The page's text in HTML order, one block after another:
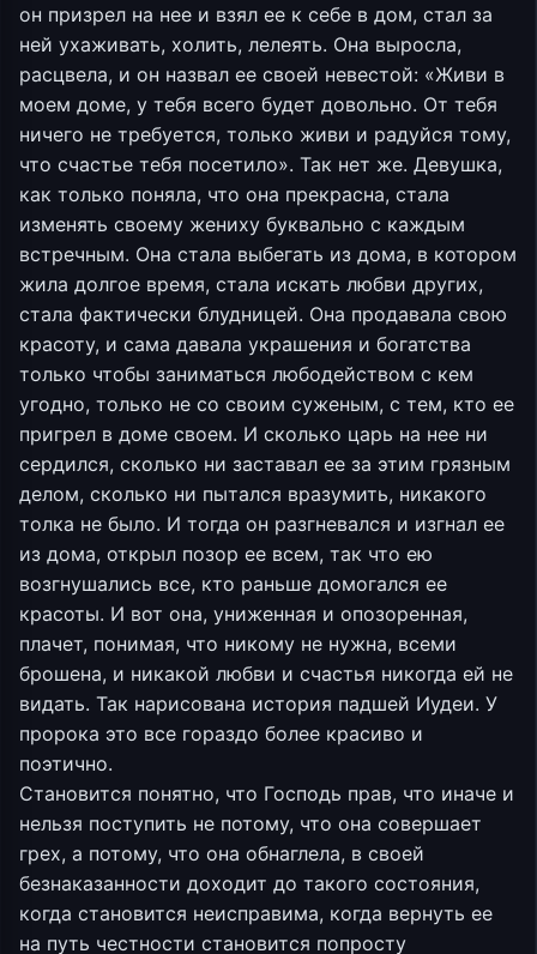
он призрел на нее и взял ее к себе в дом, стал за
ней ухаживать, холить, лелеять. Она выросла,
расцвела, и он назвал ее своей невестой: «Живи в
моем доме, у тебя всего будет довольно. От тебя
ничего не требуется, только живи и радуйся тому,
что счастье тебя посетило». Так нет же. Девушка,
как только поняла, что она прекрасна, стала
изменять своему жениху буквально с каждым
встречным. Она стала выбегать из дома, в котором
жила долгое время, стала искать любви других,
стала фактически блудницей. Она продавала свою
красоту, и сама давала украшения и богатства
только чтобы заниматься любодейством с кем
угодно, только не со своим суженым, с тем, кто ее
пригрел в доме своем. И сколько царь на нее ни
сердился, сколько ни заставал ее за этим грязным
делом, сколько ни пытался вразумить, никакого
толка не было. И тогда он разгневался и изгнал ее
из дома, открыл позор ее всем, так что ею
возгнушались все, кто раньше домогался ее
красоты. И вот она, униженная и опозоренная,
плачет, понимая, что никому не нужна, всеми
брошена, и никакой любви и счастья никогда ей не
видать. Так нарисована история падшей Иудеи. У
пророка это все гораздо более красиво и
поэтично.
Становится понятно, что Господь прав, что иначе и
нельзя поступить не потому, что она совершает
грех, а потому, что она обнаглела, в своей
безнаказанности доходит до такого состояния,
когда становится неисправима, когда вернуть ее
на путь честности становится попросту